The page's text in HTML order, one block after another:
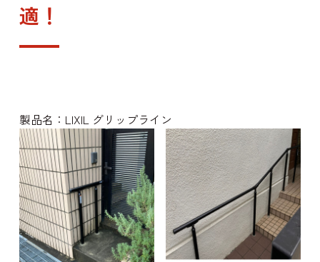
適！
製品名：LIXIL グリップライン